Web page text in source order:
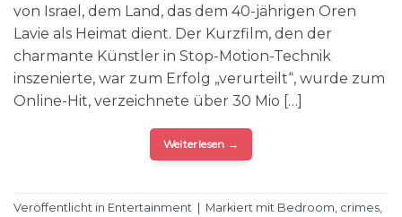
von Israel, dem Land, das dem 40-jährigen Oren
Lavie als Heimat dient. Der Kurzfilm, den der
charmante Künstler in Stop-Motion-Technik
inszenierte, war zum Erfolg „verurteilt“, wurde zum
Online-Hit, verzeichnete über 30 Mio […]
Weiterlesen →
Veröffentlicht in Entertainment Markiert mit Bedroom crimes